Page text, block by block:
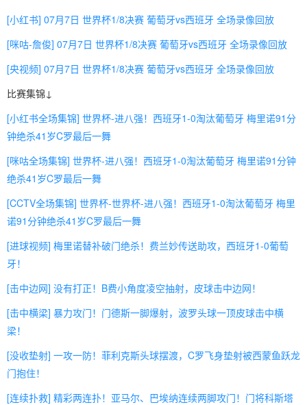
[小红书] 07月7日 世界杯1/8决赛 葡萄牙vs西班牙 全场录像回放
[咪咕-詹俊] 07月7日 世界杯1/8决赛 葡萄牙vs西班牙 全场录像回放
[央视频] 07月7日 世界杯1/8决赛 葡萄牙vs西班牙 全场录像回放
比赛集锦↓
[小红书全场集锦] 世界杯-进八强！西班牙1-0淘汰葡萄牙 梅里诺91分
钟绝杀41岁C罗最后一舞
[咪咕全场集锦] 世界杯-进八强！西班牙1-0淘汰葡萄牙 梅里诺91分钟
绝杀41岁C罗最后一舞
[CCTV全场集锦] 世界杯-世界杯-进八强！西班牙1-0淘汰葡萄牙 梅里
诺91分钟绝杀41岁C罗最后一舞
[进球视频] 梅里诺替补破门绝杀！费兰妙传送助攻，西班牙1-0葡萄
牙！
[击中边网] 没有打正！B费小角度凌空抽射，皮球击中边网！
[击中横梁] 暴力攻门！门德斯一脚爆射，波罗头球一顶皮球击中横
梁！
[没收垫射] 一攻一防！菲利克斯头球摆渡，C罗飞身垫射被西蒙鱼跃龙
门抱住！
[连续扑救] 精彩两连扑！亚马尔、巴埃纳连续两脚攻门！门将科斯塔